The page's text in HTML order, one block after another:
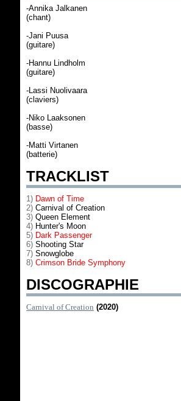
-Annika Jalkanen
(chant)
-Jani Puusa
(guitare)
-Hannu Lindholm
(guitare)
-Lassi Nuolivaara
(claviers)
-Niko Laaksonen
(basse)
-Matti Virtanen
(batterie)
TRACKLIST
1) Dawn of Time
2) Carnival of Creation
3) Queen Element
4) Hunter's Moon
5) Dark Passenger
6) Shooting Star
7) Snowglobe
8) Crimson Bride Symphony
DISCOGRAPHIE
Carnival of Creation (2020)